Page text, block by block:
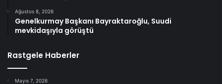
Ağustos 8, 2026
Genelkurmay Başkanı Bayraktaroğlu, Suudi
mevkidaşıyla görüştü
Rastgele Haberler
Mayıs 7, 2026